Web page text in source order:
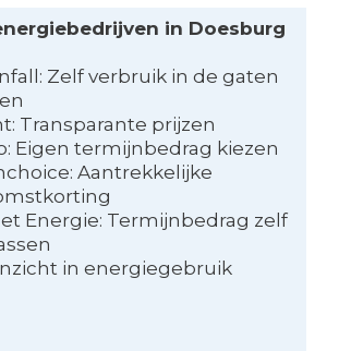
in Doesburg
Zelf verbruik in de gaten
Transparante prijzen
Eigen termijnbedrag kiezen
Aantrekkelijke
Energie: Termijnbedrag zelf
in energiegebruik